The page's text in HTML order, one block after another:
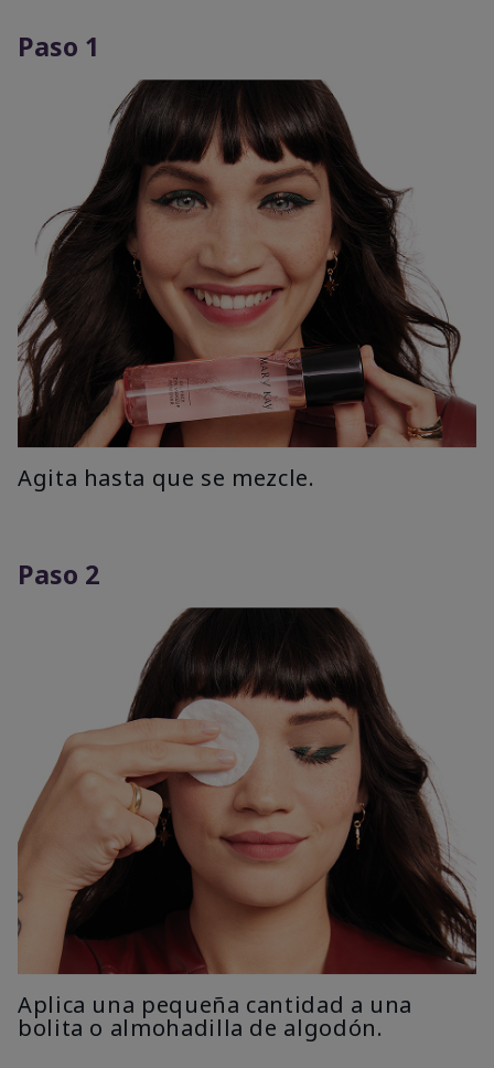
Paso 1
Agita hasta que se mezcle.
Paso 2
Aplica una pequeña cantidad a una
bolita o almohadilla de algodón.